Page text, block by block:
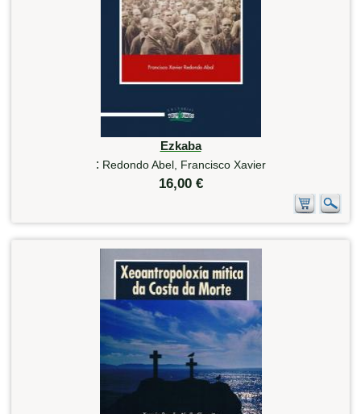
Ezkaba
: Redondo Abel, Francisco Xavier
16,00 €